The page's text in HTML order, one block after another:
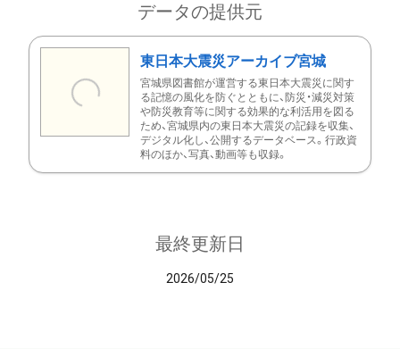
データの提供元
東日本大震災アーカイブ宮城
宮城県図書館が運営する東日本大震災に関す
る記憶の風化を防ぐとともに、防災・減災対策
や防災教育等に関する効果的な利活用を図る
ため、宮城県内の東日本大震災の記録を収集、
デジタル化し、公開するデータベース。行政資
料のほか、写真、動画等も収録。
最終更新日
2026/05/25